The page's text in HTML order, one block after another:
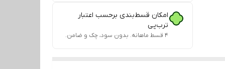
امکان قسط‌بندی برحسب اعتبار
ترب‌پی
۴ قسط ماهانه. بدون سود، چک و ضامن.